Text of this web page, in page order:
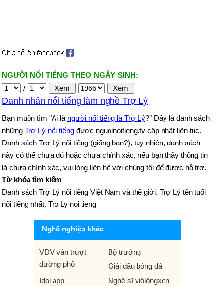
NGƯỜI NỔI TIẾNG THEO NGÀY SINH:
/
Danh nhân nổi tiếng làm nghề Trợ Lý
Bạn muốn tìm "Ai là người nổi tiếng là Trợ Lý?" Đây là danh sách
những Trợ Lý nổi tiếng được nguoinoitieng.tv cập nhật liên tục.
Danh sách Trợ Lý nổi tiếng (giống bạn?), tuy nhiên, danh sách
này có thể chưa đủ hoặc chưa chính xác, nếu bạn thấy thông tin
là chưa chính xác, vui lòng liên hệ với chúng tôi để được hỗ trợ.
Từ khóa tìm kiếm
Danh sách Trợ Lý nổi tiếng Việt Nam và thế giới. Trợ Lý tên tuổi
nổi tiếng nhất. Tro Ly noi tieng
Nghề nghiệp khác
VĐV ván trượt
đường phố
Bộ trưởng
Giải đấu bóng đá
Idol app
Nghệ sĩ viôlôngxen